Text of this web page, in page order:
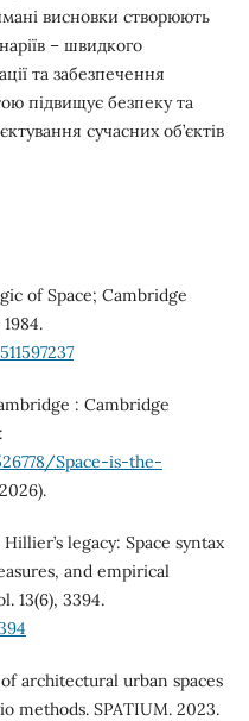
висновки створюють
– швидкого
та забезпечення
підвищує безпеку та
сучасних об’єктів
of Space; Cambridge
: Cambridge
Space-is-the-
legacy: Space syntax
and empirical
13(6), 3394.
architectural urban spaces
methods. SPATIUM. 2023.